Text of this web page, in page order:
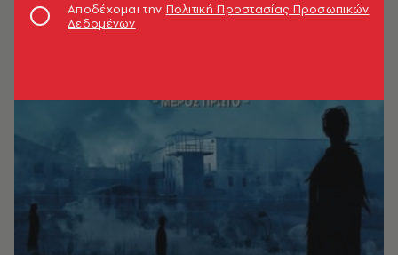
Αποδέχομαι την Πολιτική Προστασίας Προσωπικών
Δεδομένων